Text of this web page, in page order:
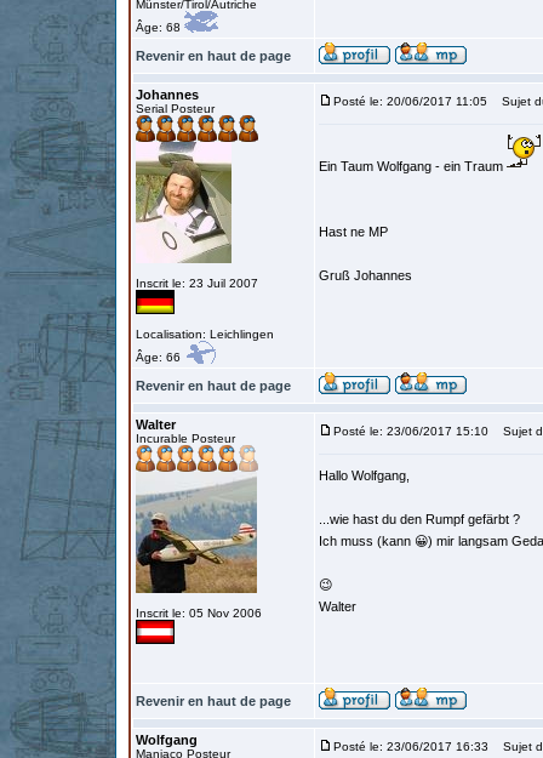
Münster/Tirol/Autriche
Âge: 68
Revenir en haut de page
Johannes
Serial Posteur
Inscrit le: 23 Juil 2007
Localisation: Leichlingen
Âge: 66
Posté le: 20/06/2017 11:05 Sujet
Ein Taum Wolfgang - ein Traum
Hast ne MP
Gruß Johannes
Revenir en haut de page
Walter
Incurable Posteur
Inscrit le: 05 Nov 2006
Posté le: 23/06/2017 15:10 Sujet
Hallo Wolfgang,
...wie hast du den Rumpf gefärbt ?
Ich muss (kann 😀) mir langsam
😉
Walter
Revenir en haut de page
Wolfgang
Maniaco Posteur
Posté le: 23/06/2017 16:33 Sujet